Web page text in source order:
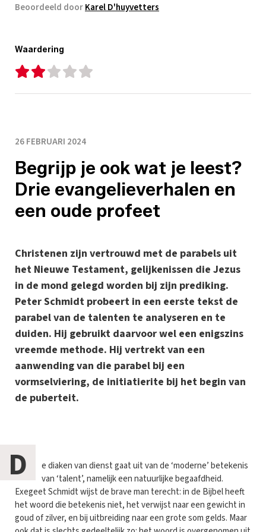
Beoordeeld doorKarel D'huyvetters
Waardering
26 FEBRUARI 2024
Begrijp je ook wat je leest?
Drie evangelieverhalen en
een oude profeet
Christenen zijn vertrouwd met de parabels uit
het Nieuwe Testament, gelijkenissen die Jezus
in de mond gelegd worden bij zijn prediking.
Peter Schmidt probeert in een eerste tekst de
parabel van de talenten te analyseren en te
duiden. Hij gebruikt daarvoor wel een enigszins
vreemde methode. Hij vertrekt van een
aanwending van die parabel bij een
vormselviering, de initiatierite bij het begin van
de puberteit.
D
e diaken van dienst gaat uit van de ‘moderne’ betekenis
van ‘talent’, namelijk een natuurlijke begaafdheid.
Exegeet Schmidt wijst de brave man terecht: in de Bijbel heeft
het woord die betekenis niet, het verwijst naar een gewicht in
goud of zilver, en bij uitbreiding naar een grote som gelds. Maar